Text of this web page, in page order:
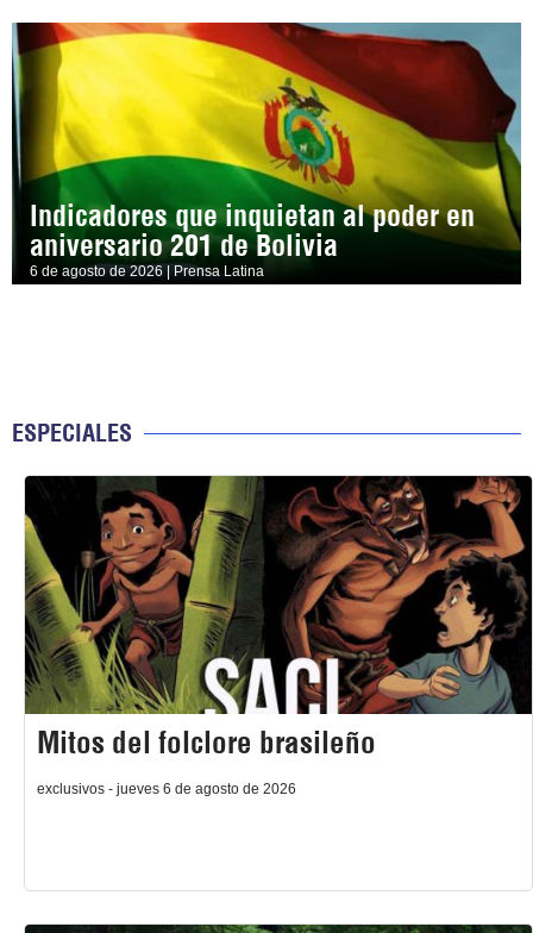
Indicadores que inquietan al poder en
aniversario 201 de Bolivia
6 de agosto de 2026 | Prensa Latina
ESPECIALES
Mitos del folclore brasileño
exclusivos - jueves 6 de agosto de 2026